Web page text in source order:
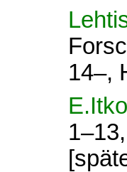
14–,